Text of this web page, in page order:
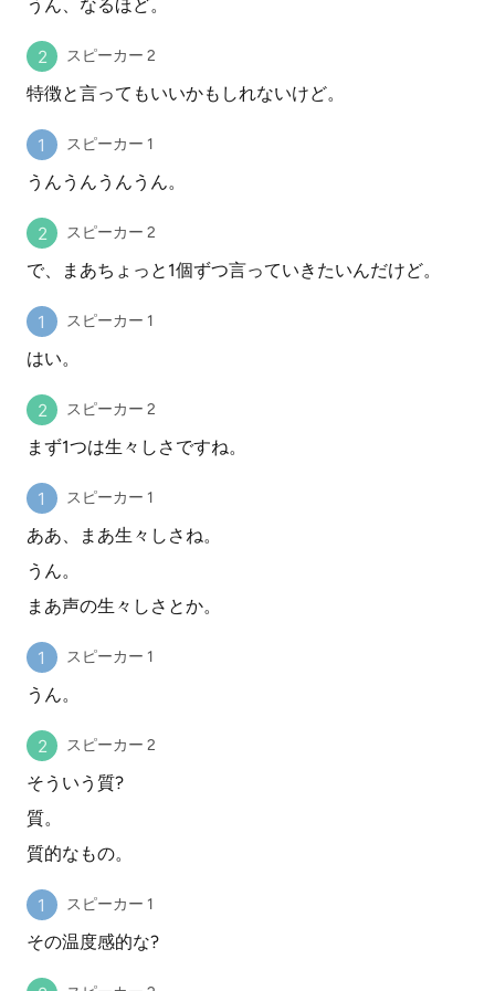
うん、なるほど。
スピーカー 2
特徴と言ってもいいかもしれないけど。
スピーカー 1
うんうんうんうん。
スピーカー 2
で、まあちょっと1個ずつ言っていきたいんだけど。
スピーカー 1
はい。
スピーカー 2
まず1つは生々しさですね。
スピーカー 1
ああ、まあ生々しさね。
うん。
まあ声の生々しさとか。
スピーカー 1
うん。
スピーカー 2
そういう質?
質。
質的なもの。
スピーカー 1
その温度感的な?